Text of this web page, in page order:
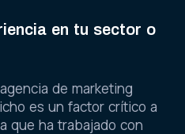
en tu sector o
de marketing
es un factor crítico a
que ha trabajado con